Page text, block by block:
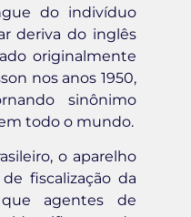
do indivíduo
deriva do inglês
originalmente
nos anos 1950,
sinônimo
todo o mundo.
o aparelho
fiscalização da
agentes de